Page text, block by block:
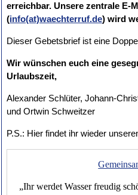
erreichbar. Unsere zentrale E-
(info(at)waechterruf.de) wird
Dieser Gebetsbrief ist eine
Wir wünschen euch eine
Urlaubszeit,
Alexander Schlüter, Johann-
und Ortwin Schweitzer
P.S.: Hier findet ihr wieder
„Ihr werdet Wasser freudig